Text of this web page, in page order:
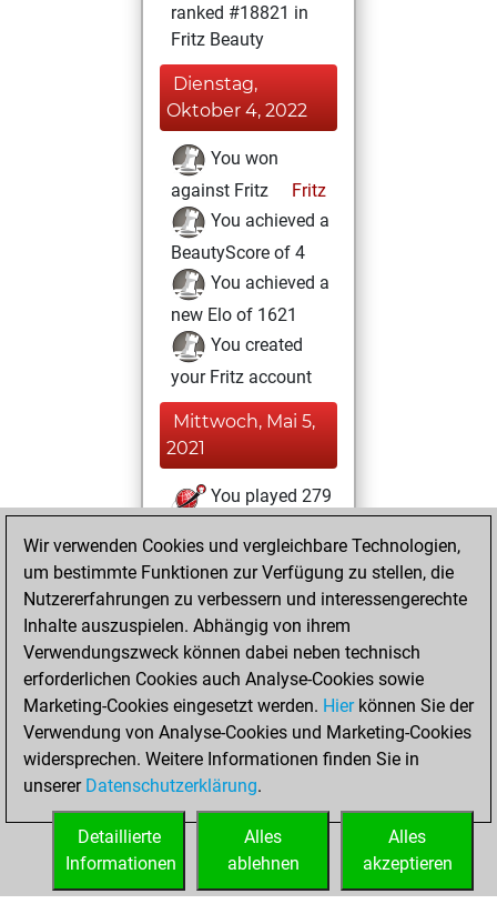
ranked #18821 in
Fritz Beauty
Dienstag,
Oktober 4, 2022
You won
against Fritz
Fritz
You achieved a
BeautyScore of 4
You achieved a
new Elo of 1621
You created
your Fritz account
Mittwoch, Mai 5,
2021
You played 279
You scored
+124 =23 -132 in
blitz
Dienstag, März
24, 2020
You played 30
bullet games
Play
You scored +13
=1 -16 in bullet
Wir verwenden Cookies und vergleichbare Technologien,
um bestimmte Funktionen zur Verfügung zu stellen, die
Nutzererfahrungen zu verbessern und interessengerechte
Inhalte auszuspielen. Abhängig von ihrem
Verwendungszweck können dabei neben technisch
erforderlichen Cookies auch Analyse-Cookies sowie
Marketing-Cookies eingesetzt werden. Hierkönnen Sie der
Verwendung von Analyse-Cookies und Marketing-Cookies
widersprechen. Weitere Informationen finden Sie in
unserer Datenschutzerklärung.
Alles
akzeptieren
Alles
ablehnen
Detaillierte
Informationen